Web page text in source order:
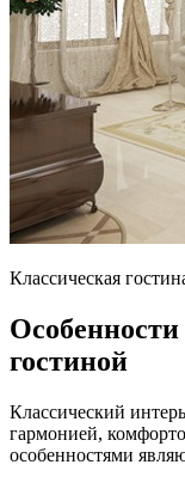
Классическая
Особенности
гостиной
Классический
гармонией,
особенностями